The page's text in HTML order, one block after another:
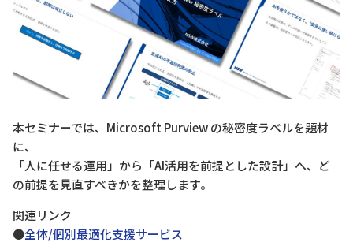
本セミナーでは、Microsoft Purview の秘密度ラベルを題材
に、
「人に任せる運用」から「AI活用を前提とした設計」へ、ど
の前提を見直すべきかを整理します。
関連リンク
●全体/個別最適化支援サービス